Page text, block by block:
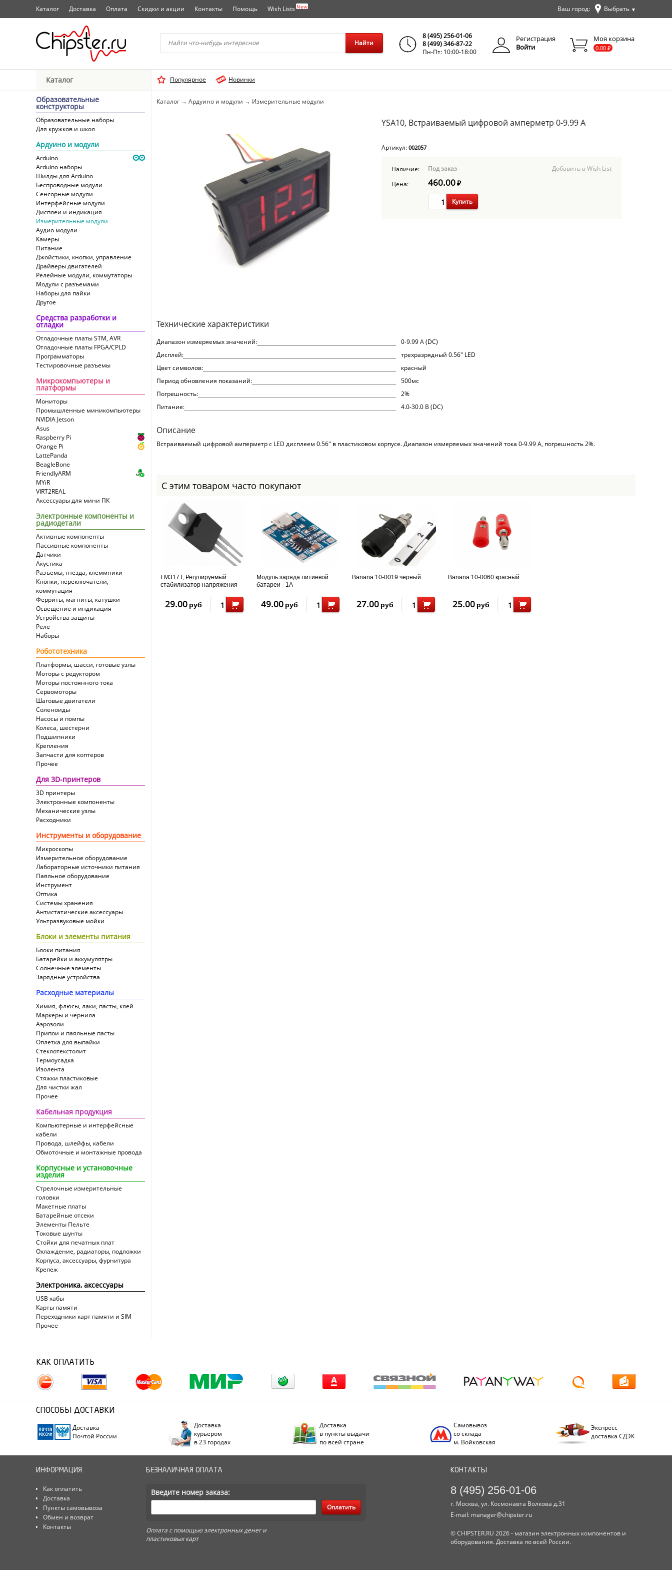
Начните водить название города..
Каталог Доставка Оплата Скидки и акции Контакты Помощь Wish Lists New Ваш город: Выбрать ▼
Найти
8 (495) 256-01-06
8 (499) 346-87-22
Пн-Пт: 10:00-18:00
Регистрация
Войти
Моя корзина
0.00 ₽
Каталог Популярное Новинки
Образовательные
конструкторы
Образовательные наборы
Для кружков и школ
Ардуино и модули
Arduino
Arduino наборы
Шилды для Arduino
Беспроводные модули
Сенсорные модули
Интерфейсные модули
Дисплеи и индикация
Измерительные модули
Аудио модули
Камеры
Питание
Джойстики, кнопки, управление
Драйверы двигателей
Релейные модули, коммутаторы
Модули с разъемами
Наборы для пайки
Другое
Средства разработки и
отладки
Отладочные платы STM, AVR
Отладочные платы FPGA/CPLD
Программаторы
Тестировочные разъемы
Микрокомпьютеры и
платформы
Мониторы
Промышленные миникомпьютеры
NVIDIA Jetson
Asus
Raspberry Pi
Orange Pi
LattePanda
BeagleBone
FriendlyARM
MYiR
VIRT2REAL
Аксессуары для мини ПК
Электронные компоненты и
радиодетали
Активные компоненты
Пассивные компоненты
Датчики
Акустика
Разъемы, гнезда, клеммники
Кнопки, переключатели,
коммутация
Ферриты, магниты, катушки
Освещение и индикация
Устройства защиты
Реле
Наборы
Робототехника
Платформы, шасси, готовые узлы
Моторы с редуктором
Моторы постоянного тока
Сервомоторы
Шаговые двигатели
Соленоиды
Насосы и помпы
Колеса, шестерни
Подшипники
Крепления
Запчасти для коптеров
Прочее
Для 3D-принтеров
3D принтеры
Электронные компоненты
Механические узлы
Расходники
Инструменты и оборудование
Микроскопы
Измерительное оборудование
Лабораторные источники питания
Паяльное оборудование
Инструмент
Оптика
Системы хранения
Антистатические аксессуары
Ультразвуковые мойки
Блоки и элементы питания
Блоки питания
Батарейки и аккумулятры
Солнечные элементы
Зарядные устройства
Расходные материалы
Химия, флюсы, лаки, пасты, клей
Маркеры и чернила
Аэрозоли
Припои и паяльные пасты
Оплетка для выпайки
Cтеклотекстолит
Термоусадка
Изолента
Стяжки пластиковые
Для чистки жал
Прочее
Кабельная продукция
Компьютерные и интерфейсные
кабели
Провода, шлейфы, кабели
Обмоточные и монтажные провода
Корпусные и установочные
изделия
Стрелочные измерительные
головки
Макетные платы
Батарейные отсеки
Элементы Пельте
Токовые шунты
Стойки для печатных плат
Охлаждение, радиаторы, подложки
Корпуса, аксессуары, фурнитура
Крепеж
Электроника, аксессуары
USB хабы
Карты памяти
Переходники карт памяти и SIM
Прочее
Каталог → Ардуино и модули → Измерительные модули
YSA10, Встраиваемый цифровой амперметр 0-9.99 А
Артикул: 002057
Наличие: Под заказ
Добавить в Wish List
Цена:
460.00₽
Купить
Технические характеристики
Диапазон измеряемых значений:
0-9.99 А (DC)
Дисплей:
трехразрядный 0.56" LED
Цвет символов:
красный
Период обновления показаний:
500мс
Погрешность:
2%
Питание:
4.0-30.0 В (DC)
Описание
Встраиваемый цифровой амперметр с LED дисплеем 0.56" в пластиковом корпусе. Диапазон измеряемых значений тока 0-9.99 А, погрешность 2%.
С этим товаром часто покупают
LM317T, Регулируемый
стабилизатор напряжения
29.00 руб
Модуль заряда литиевой
батареи - 1А
49.00 руб
Banana 10-0019 черный
27.00 руб
Banana 10-0060 красный
25.00 руб
КАК ОПЛАТИТЬ
СПОСОБЫ ДОСТАВКИ
Доставка
Почтой России
Доставка
курьером
в 23 городах
Доставка
в пункты выдачи
по всей стране
Самовывоз
со склада
м. Войковская
Экспресс
доставка СДЭК
ИНФОРМАЦИЯ
Как оплатить
Доставка
Пункты самовывоза
Обмен и возврат
Контакты
БЕЗНАЛИЧНАЯ ОПЛАТА
Введите номер заказа:
Оплатить
Оплата с помощью электронных денег и
пластиковых карт
КОНТАКТЫ
8 (495) 256-01-06
г. Москва, ул. Космонавта Волкова д.31
E-mail: manager@chipster.ru
© CHIPSTER.RU 2026 - магазин электронных компонентов и
оборудования. Доставка по всей России.